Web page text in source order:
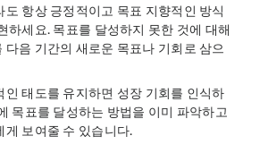
도 항상 긍정적이고 목표 지향적인 방식
하세요. 목표를 달성하지 못한 것에 대해
다음 기간의 새로운 목표나 기회로 삼으
인 태도를 유지하면 성장 기회를 인식하
목표를 달성하는 방법을 이미 파악하고
게 보여줄 수 있습니다.